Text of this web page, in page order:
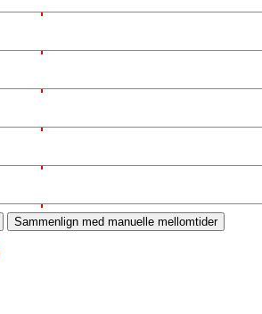
Sammenlign med manuelle mellomtider